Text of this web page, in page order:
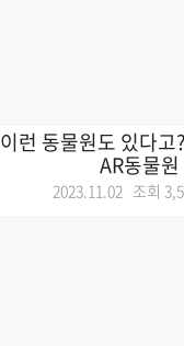
이런 동물원도 있다
AR동물
2023.11.02 조회